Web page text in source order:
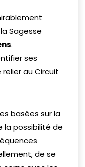
Sagesse
.
ses
au Circuit
basées sur la
la possibilité de
de se